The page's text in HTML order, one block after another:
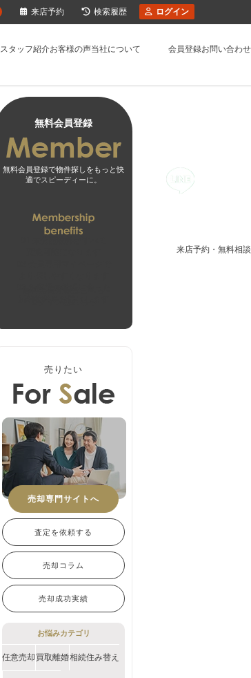
スタッフ紹介お客様の声当社について 会員登録お問い合わせ
来店予約・無料相談
無料会員登録
無料会員登録で物件探しをもっと快
適でスピーディーに。
売りたい
売却専門サイトへ
査定を依頼する
売却コラム
売却成功実績
お悩みカテゴリ
任意売却 買取離婚相続住み替え
来店予約 検索履歴 ログイン